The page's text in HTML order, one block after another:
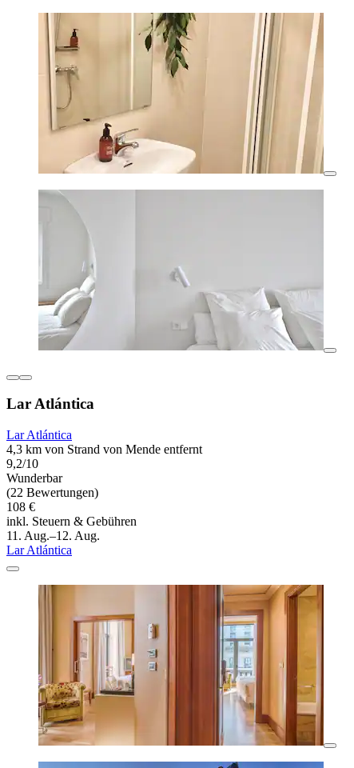
Lar Atlántica
Lar Atlántica
4,3 km von Strand von Mende entfernt
9,2/10
Wunderbar
(22 Bewertungen)
108 €
inkl. Steuern & Gebühren
11. Aug.–12. Aug.
Lar Atlántica